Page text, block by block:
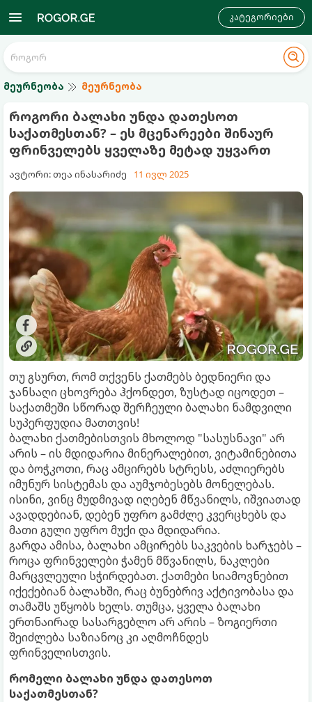
კატეგორიები
მეურნეობა მეურნეობა
როგორი ბალახი უნდა დათესოთ
საქათმესთან? – ეს მცენარეები შინაურ
ფრინველებს ყველაზე მეტად უყვართ
ავტორი: თეა ინასარიძე 11 ივლ 2025
თუ გსურთ, რომ თქვენს ქათმებს ბედნიერი და
ჯანსაღი ცხოვრება ჰქონდეთ, ზუსტად იცოდეთ –
საქათმეში სწორად შერჩეული ბალახი ნამდვილი
სუპერფუდია მათთვის!
ბალახი ქათმებისთვის მხოლოდ "სასუსნავი" არ
არის – ის მდიდარია მინერალებით, ვიტამინებითა
და ბოჭკოთი, რაც ამცირებს სტრესს, აძლიერებს
იმუნურ სისტემას და აუმჯობესებს მონელებას.
ისინი, ვინც მუდმივად იღებენ მწვანილს, იშვიათად
ავადდებიან, დებენ უფრო გამძლე კვერცხებს და
მათი გული უფრო მუქი და მდიდარია.
გარდა ამისა, ბალახი ამცირებს საკვების ხარჯებს –
როცა ფრინველები ჭამენ მწვანილს, ნაკლები
მარცვლეული სჭირდებათ. ქათმები სიამოვნებით
იქექებიან ბალახში, რაც ბუნებრივ აქტივობასა და
თამაშს უწყობს ხელს. თუმცა, ყველა ბალახი
ერთნაირად სასარგებლო არ არის – ზოგიერთი
შეიძლება საზიანოც კი აღმოჩნდეს
ფრინველისთვის.
რომელი ბალახი უნდა დათესოთ
საქათმესთან?